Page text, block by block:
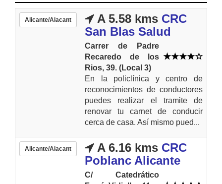
Alicante/Alacant A 5.58 kms CRC
San Blas Salud
Carrer de Padre
Recaredo de los
Rios, 39. (Local 3)
En la policlínica y centro de
reconocimientos de conductores
puedes realizar el tramite de
renovar tu carnet de conducir
cerca de casa. Así mismo pued...
Alicante/Alacant A 6.16 kms CRC
Poblanc Alicante
C/ Catedrático